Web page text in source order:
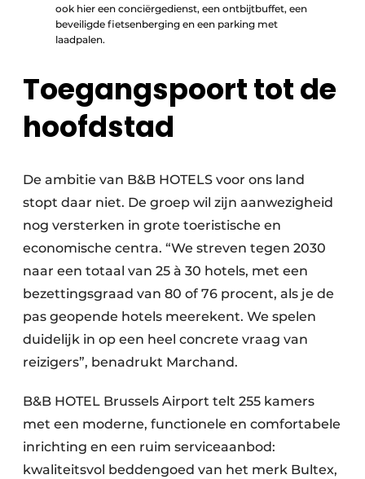
ook hier een conciërgedienst, een ontbijtbuffet, een
beveiligde fietsenberging en een parking met
laadpalen.
Toegangspoort tot de
hoofdstad
De ambitie van B&B HOTELS voor ons land
stopt daar niet. De groep wil zijn aanwezigheid
nog versterken in grote toeristische en
economische centra. “We streven tegen 2030
naar een totaal van 25 à 30 hotels, met een
bezettingsgraad van 80 of 76 procent, als je de
pas geopende hotels meerekent. We spelen
duidelijk in op een heel concrete vraag van
reizigers”, benadrukt Marchand.
B&B HOTEL Brussels Airport telt 255 kamers
met een moderne, functionele en comfortabele
inrichting en een ruim serviceaanbod:
kwaliteitsvol beddengoed van het merk Bultex,